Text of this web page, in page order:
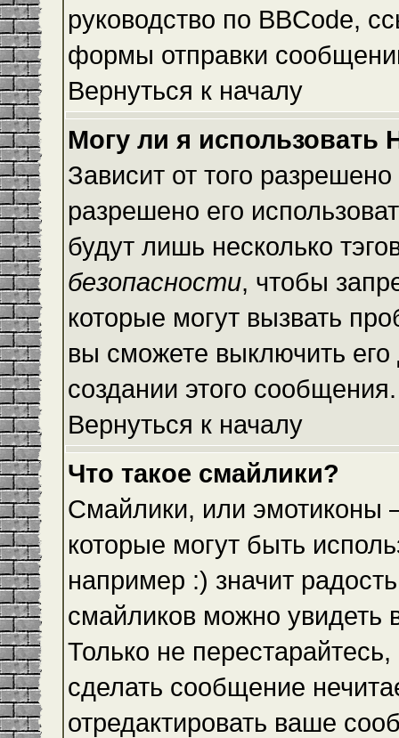
руководство по BBCode,
формы отправки
Вернуться к началу
Могу ли я использовать
Зависит от того
разрешено его
будут лишь несколько
безопасности, чтобы
которые могут вызвать
вы сможете выключить
создании этого сообщения.
Вернуться к началу
Что такое смайлики?
Смайлики, или эмотиконы
которые могут быть
например :) значит
смайликов можно
Только не
сделать сообщение
отредактировать ваше